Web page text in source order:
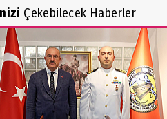
Çekebilecek Haberler